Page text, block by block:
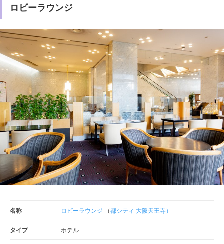
ロビーラウンジ
名称 ロビーラウンジ （都シティ 大阪天王寺）
タイプ ホテル